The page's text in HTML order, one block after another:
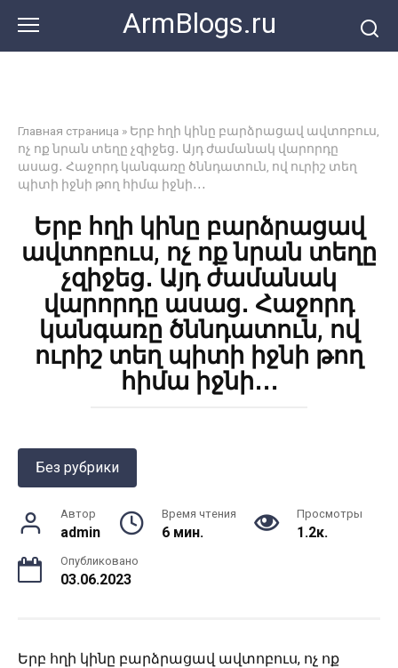
контенту
ArmBlogs.ru
Главная страница » Երբ հղի կինը բարձրացավ ավտոբուս,
ոչ ոք նրան տեղը չզիջեց․ Այդ ժամանակ վարորդը
ասաց․ Հաջորդ կանգառը ծննդատուն, ով ուրիշ տեղ
պիտի իջնի թող հիմա իջնի․․․
Երբ հղի կինը բարձրացավ
ավտոբուս, ոչ ոք նրան տեղը
չզիջեց․ Այդ ժամանակ
վարորդը ասաց․ Հաջորդ
կանգառը ծննդատուն, ով
ուրիշ տեղ պիտի իջնի թող
հիմա իջնի․․․
Без рубрики
Автор
admin
Время чтения
6 мин.
Просмотры
1.2к.
Опубликовано
03.06.2023
Երբ հղի կինը բարձրացավ ավտոբուս, ոչ ոք